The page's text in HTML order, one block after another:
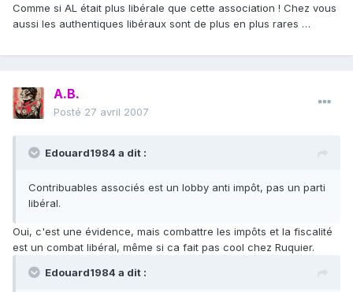
Comme si AL était plus libérale que cette association ! Chez vous
aussi les authentiques libéraux sont de plus en plus rares …
A.B.
Posté 27 avril 2007
Edouard1984 a dit :
Contribuables associés est un lobby anti impôt, pas un parti
libéral.
Oui, c'est une évidence, mais combattre les impôts et la fiscalité
est un combat libéral, même si ca fait pas cool chez Ruquier.
Edouard1984 a dit :